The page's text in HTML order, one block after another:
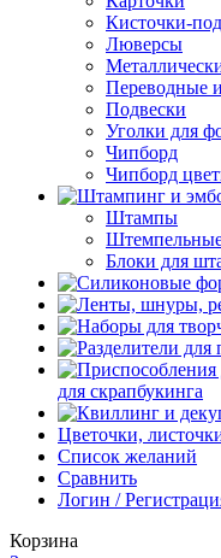
Кисточки-
Люверсы
Переводные
Подвески
Уголки для
Чипборд
Чипборд
Штампы
Блоки для
для скрапбукинга
Цветочки,
Список желаний
Сравнить
Логин /
Корзина